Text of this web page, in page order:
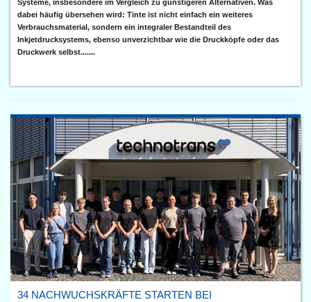
Systeme, insbesondere im Vergleich zu günstigeren Alternativen. Was
dabei häufig übersehen wird: Tinte ist nicht einfach ein weiteres
Verbrauchsmaterial, sondern ein integraler Bestandteil des
Inkjetdrucksystems, ebenso unverzichtbar wie die Druckköpfe oder das
Druckwerk selbst.......
34 NACHWUCHSKRÄFTE STARTEN BEI